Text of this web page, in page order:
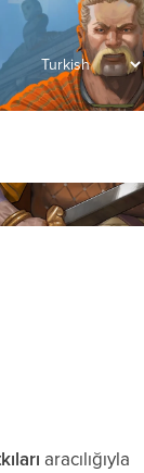
aracılığıyla